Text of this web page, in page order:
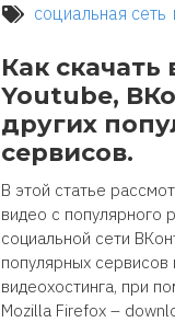
социальная сеть
Как скачать
Youtube,
других
сервисов.
В этой статье
видео с популярного
социальной сети
популярных сервисов
видеохостинга, при
Mozilla Firefox –